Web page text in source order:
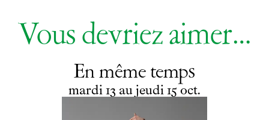
Vous devriez aimer…
En même temps
du
mardi
mardi 13 au au
jeudi
jeudi 15 octobre
oct.